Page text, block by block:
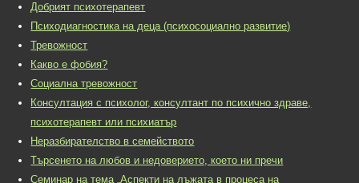
Добрият психотерапевт
Психодиагностика на деца (психосоциално развитие)
Тревожност
Какво е фобия?
Социална тревожност
Консултация с психолог, консултант по психично здраве,
психотерапевт или психиатър
Неразбирателство в семейството
Търсенето на любов и недоверието, което ни пречи
Семинар на тема „Аспекти на лъжата в процеса на